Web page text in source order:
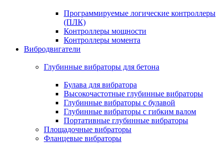
Программируемые логические контроллеры
(ПЛК)
Контроллеры мощности
Контроллеры момента
Вибродвигатели
Глубинные вибраторы для бетона
Булава для вибратора
Высокочастотные глубинные вибраторы
Глубинные вибраторы с булавой
Глубинные вибраторы с гибким валом
Портативные глубинные вибраторы
Площадочные вибраторы
Фланцевые вибраторы